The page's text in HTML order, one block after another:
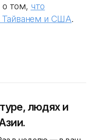
о том, что
Тайванем и США.
людях и